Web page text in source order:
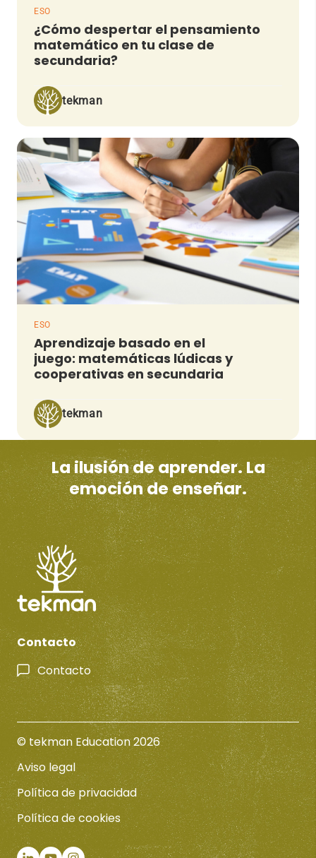
ESO
¿Cómo despertar el pensamiento
matemático en tu clase de
secundaria?
tekman
ESO
Aprendizaje basado en el
juego: matemáticas lúdicas y
cooperativas en secundaria
tekman
La ilusión de aprender. La
emoción de enseñar.
Contacto
Contacto
© tekman Education 2026
Aviso legal
Política de privacidad
Política de cookies